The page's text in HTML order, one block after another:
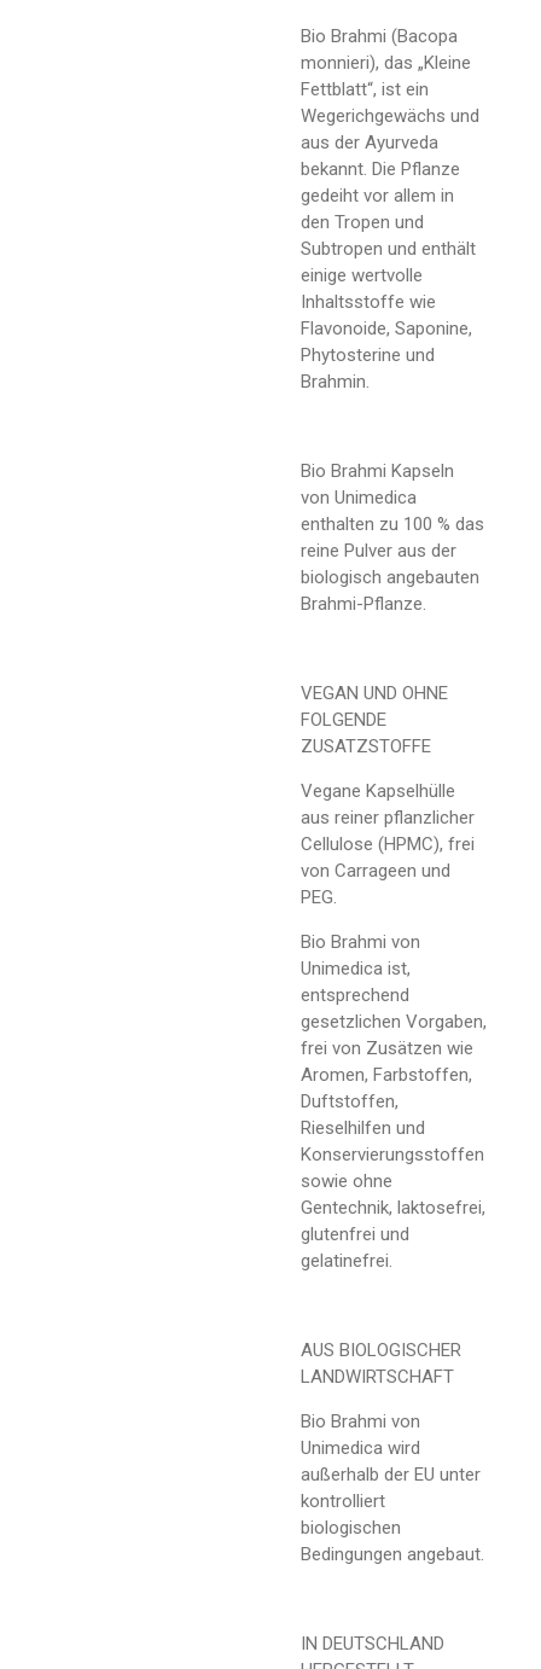
Bio Brahmi (Bacopa
monnieri), das „Kleine
Fettblatt“, ist ein
Wegerichgewächs und
aus der Ayurveda
bekannt. Die Pflanze
gedeiht vor allem in
den Tropen und
Subtropen und enthält
einige wertvolle
Inhaltsstoffe wie
Flavonoide, Saponine,
Phytosterine und
Brahmin.
Bio Brahmi Kapseln
von Unimedica
enthalten zu 100 % das
reine Pulver aus der
biologisch angebauten
Brahmi-Pflanze.
VEGAN UND OHNE
FOLGENDE
ZUSATZSTOFFE
Vegane Kapselhülle
aus reiner pflanzlicher
Cellulose (HPMC), frei
von Carrageen und
PEG.
Bio Brahmi von
Unimedica ist,
entsprechend
gesetzlichen Vorgaben,
frei von Zusätzen wie
Aromen, Farbstoffen,
Duftstoffen,
Rieselhilfen und
Konservierungsstoffen
sowie ohne
Gentechnik, laktosefrei,
glutenfrei und
gelatinefrei.
AUS BIOLOGISCHER
LANDWIRTSCHAFT
Bio Brahmi von
Unimedica wird
außerhalb der EU unter
kontrolliert
biologischen
Bedingungen angebaut.
IN DEUTSCHLAND